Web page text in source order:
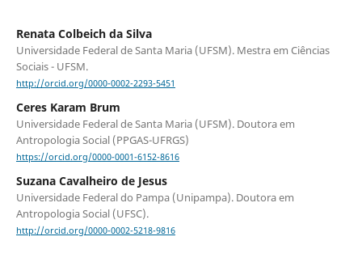
Renata Colbeich da Silva
Universidade Federal de Santa Maria (UFSM). Mestra em Ciências
Sociais - UFSM.
http://orcid.org/0000-0002-2293-5451
Ceres Karam Brum
Universidade Federal de Santa Maria (UFSM). Doutora em
Antropologia Social (PPGAS-UFRGS)
https://orcid.org/0000-0001-6152-8616
Suzana Cavalheiro de Jesus
Universidade Federal do Pampa (Unipampa). Doutora em
Antropologia Social (UFSC).
http://orcid.org/0000-0002-5218-9816